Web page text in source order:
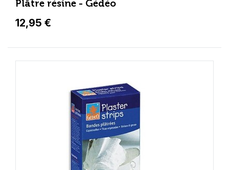
Plâtre résine - Gédéo
12,95 €